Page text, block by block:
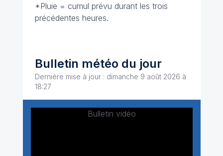
*Pluie = cumul prévu durant les trois
précédentes heures.
Bulletin météo du jour
Dernière mise à jour : dimanche 9 août 2026 à
18:27
Bulletin vidéo